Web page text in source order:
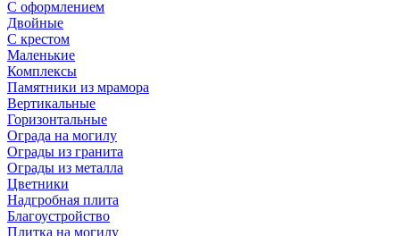
С оформлением
Двойные
С крестом
Маленькие
Комплексы
Памятники из мрамора
Вертикальные
Горизонтальные
Ограда на могилу
Ограды из гранита
Ограды из металла
Цветники
Надгробная плита
Благоустройство
Плитка на могилу